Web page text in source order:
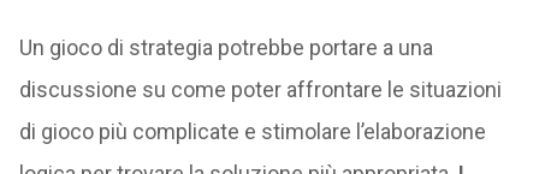
Un gioco di strategia potrebbe portare a una
discussione su come poter affrontare le situazioni
di gioco più complicate e stimolare l’elaborazione